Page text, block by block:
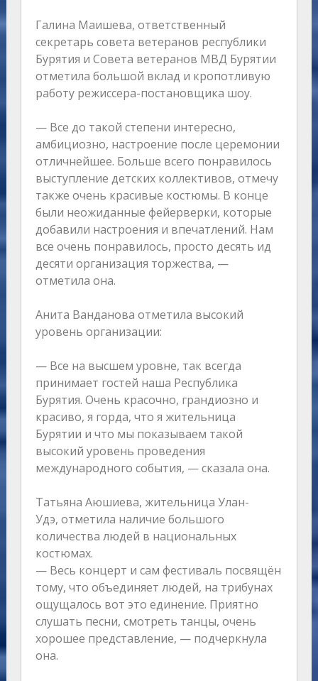
Галина Маишева, ответственный
секретарь совета ветеранов республики
Бурятия и Совета ветеранов МВД Бурятии
отметила большой вклад и кропотливую
работу режиссера-постановщика шоу.
— Все до такой степени интересно,
амбициозно, настроение после церемонии
отличнейшее. Больше всего понравилось
выступление детских коллективов, отмечу
также очень красивые костюмы. В конце
были неожиданные фейерверки, которые
добавили настроения и впечатлений. Нам
все очень понравилось, просто десять ид
десяти организация торжества, —
отметила она.
Анита Ванданова отметила высокий
уровень организации:
— Все на высшем уровне, так всегда
принимает гостей наша Республика
Бурятия. Очень красочно, грандиозно и
красиво, я горда, что я жительница
Бурятии и что мы показываем такой
высокий уровень проведения
международного события, — сказала она.
Татьяна Аюшиева, жительница Улан-
Удэ, отметила наличие большого
количества людей в национальных
костюмах.
— Весь концерт и сам фестиваль посвящён
тому, что объединяет людей, на трибунах
ощущалось вот это единение. Приятно
слушать песни, смотреть танцы, очень
хорошее представление, — подчеркнула
она.